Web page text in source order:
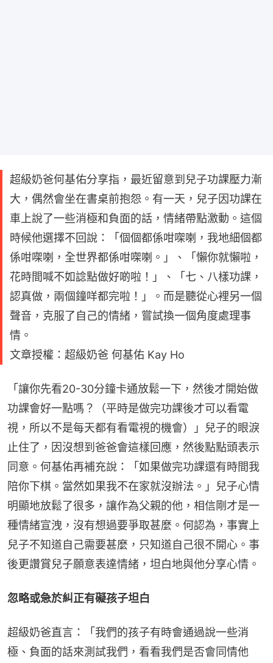
超級奶爸何基佑分享指，最近留意到兒子功課壓力漸
大，偶然會坐在書桌前抱怨。有一天，兒子因功課在
車上說了一些消極和負面的話，情緒帶點激動。這個
時候他選擇不回說：「個個都係咁㗎喇，我地細個都
係咁㗎喇，全世界都係咁㗎喇。」、「懶你就懶啦，
花時間喊不如諗點做好啲啦！」、「七、八樣功課，
認真做，兩個鐘咩都完啦！」。而是聽從心裡另一個
聲音，克服了自己的情緒，嘗試換一個角度處理事
情。
文章授權：超級奶爸 何基佑 Kay Ho
「讓你先看20-30分鐘卡通放鬆一下，然後才開始做
功課會好一點嗎？（平時是做完功課後才可以看電
視，所以不是每天都有看電視的機會）」兒子的眼淚
止住了，因沒想到爸爸會這樣回應，然後點點頭表示
同意。何基佑再補充說：「如果做完功課還有時間我
陪你下棋。當然如果我不在家就沒辦法。」兒子心情
明顯地放鬆了很多，讓作為父親的他，相信剛才是一
種情緒宣洩，沒有想過要爭取甚麼。何認為，事實上
兒子不知道自己需要甚麼，只知道自己很不開心。事
後更讚賞兒子願意表達情緒，坦白地與他分享心情。
忽略或急於糾正有礙孩子坦白
超級奶爸直言：「我們的孩子有時會通過說一些消
極、負面的話來測試我們，看看我們是否會同情他